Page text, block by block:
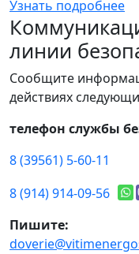
Узнать подробнее
линии
Сообщите
действиях
телефон службы
8 (39561) 5-60-11
8 (914) 914-09-56
Пишите: